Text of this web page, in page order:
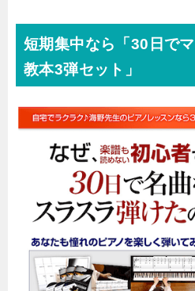
短期集中なら「30日で
教本3弾セット」